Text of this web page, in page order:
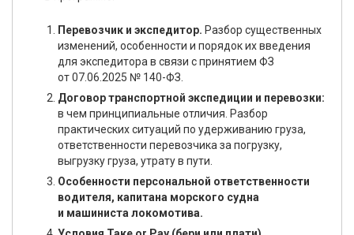
Перевозчик и экспедитор. Разбор существенных
изменений, особенности и порядок их введения
для экспедитора в связи с принятием ФЗ
от 07.06.2025 № 140-ФЗ.
Договор транспортной экспедиции и перевозки:
в чем принципиальные отличия. Разбор
практических ситуаций по удерживанию груза,
ответственности перевозчика за погрузку,
выгрузку груза, утрату в пути.
Особенности персональной ответственности
водителя, капитана морского судна
и машиниста локомотива.